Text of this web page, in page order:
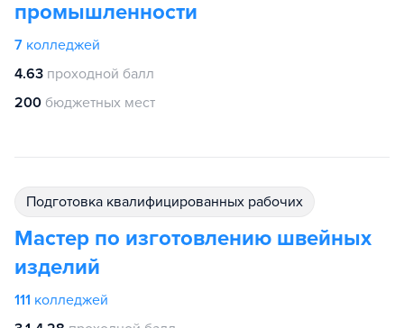
промышленности
7 колледжей
4.63 проходной балл
200 бюджетных мест
подготовка квалифицированных рабочих
Мастер по изготовлению швейных
изделий
111 колледжей